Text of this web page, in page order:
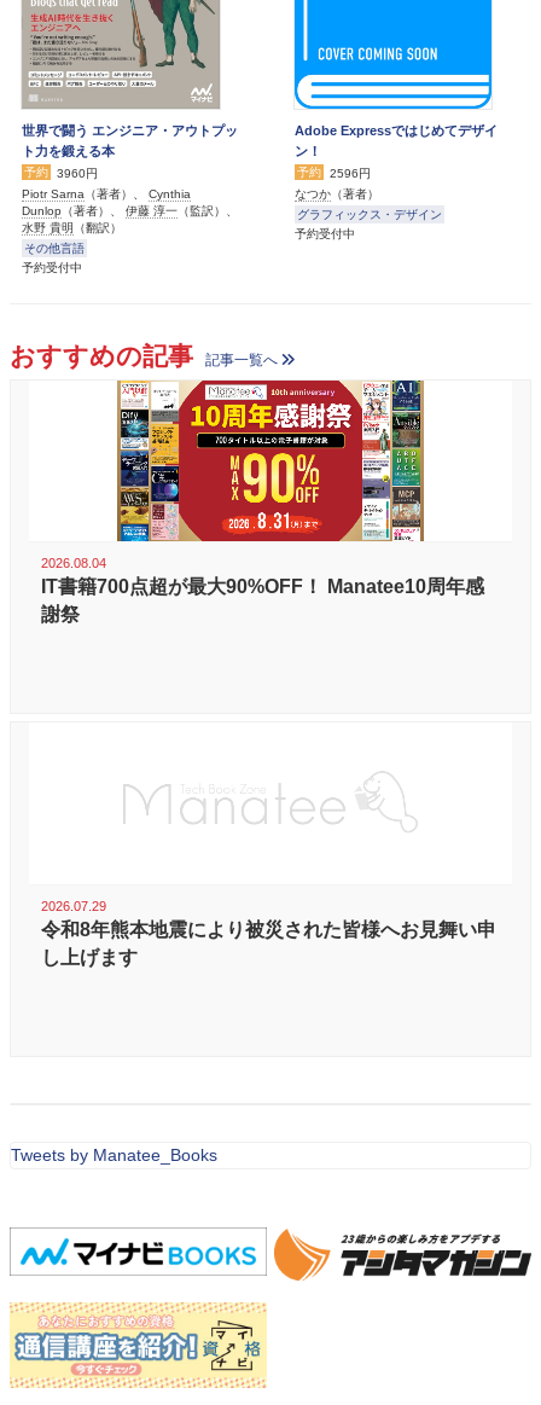
世界で闘う エンジニア・アウトプッ
ト力を鍛える本
予約
3960円
Piotr Sarna （著者）、 Cynthia
Dunlop （著者）、 伊藤 淳一 （監訳）、
水野 貴明 （翻訳）
その他言語
予約受付中
Adobe Expressではじめてデザイ
ン！
予約
2596円
なつか （著者）
グラフィックス・デザイン
予約受付中
おすすめの記事 記事一覧へ
2026.08.04
IT書籍700点超が最大90%OFF！ Manatee10周年感
謝祭
2026.07.29
令和8年熊本地震により被災された皆様へお見舞い申
し上げます
Tweets by Manatee_Books